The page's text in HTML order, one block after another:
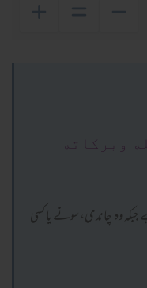
وبركاته
جبکہ وہ چاندی، سونے یا کسی